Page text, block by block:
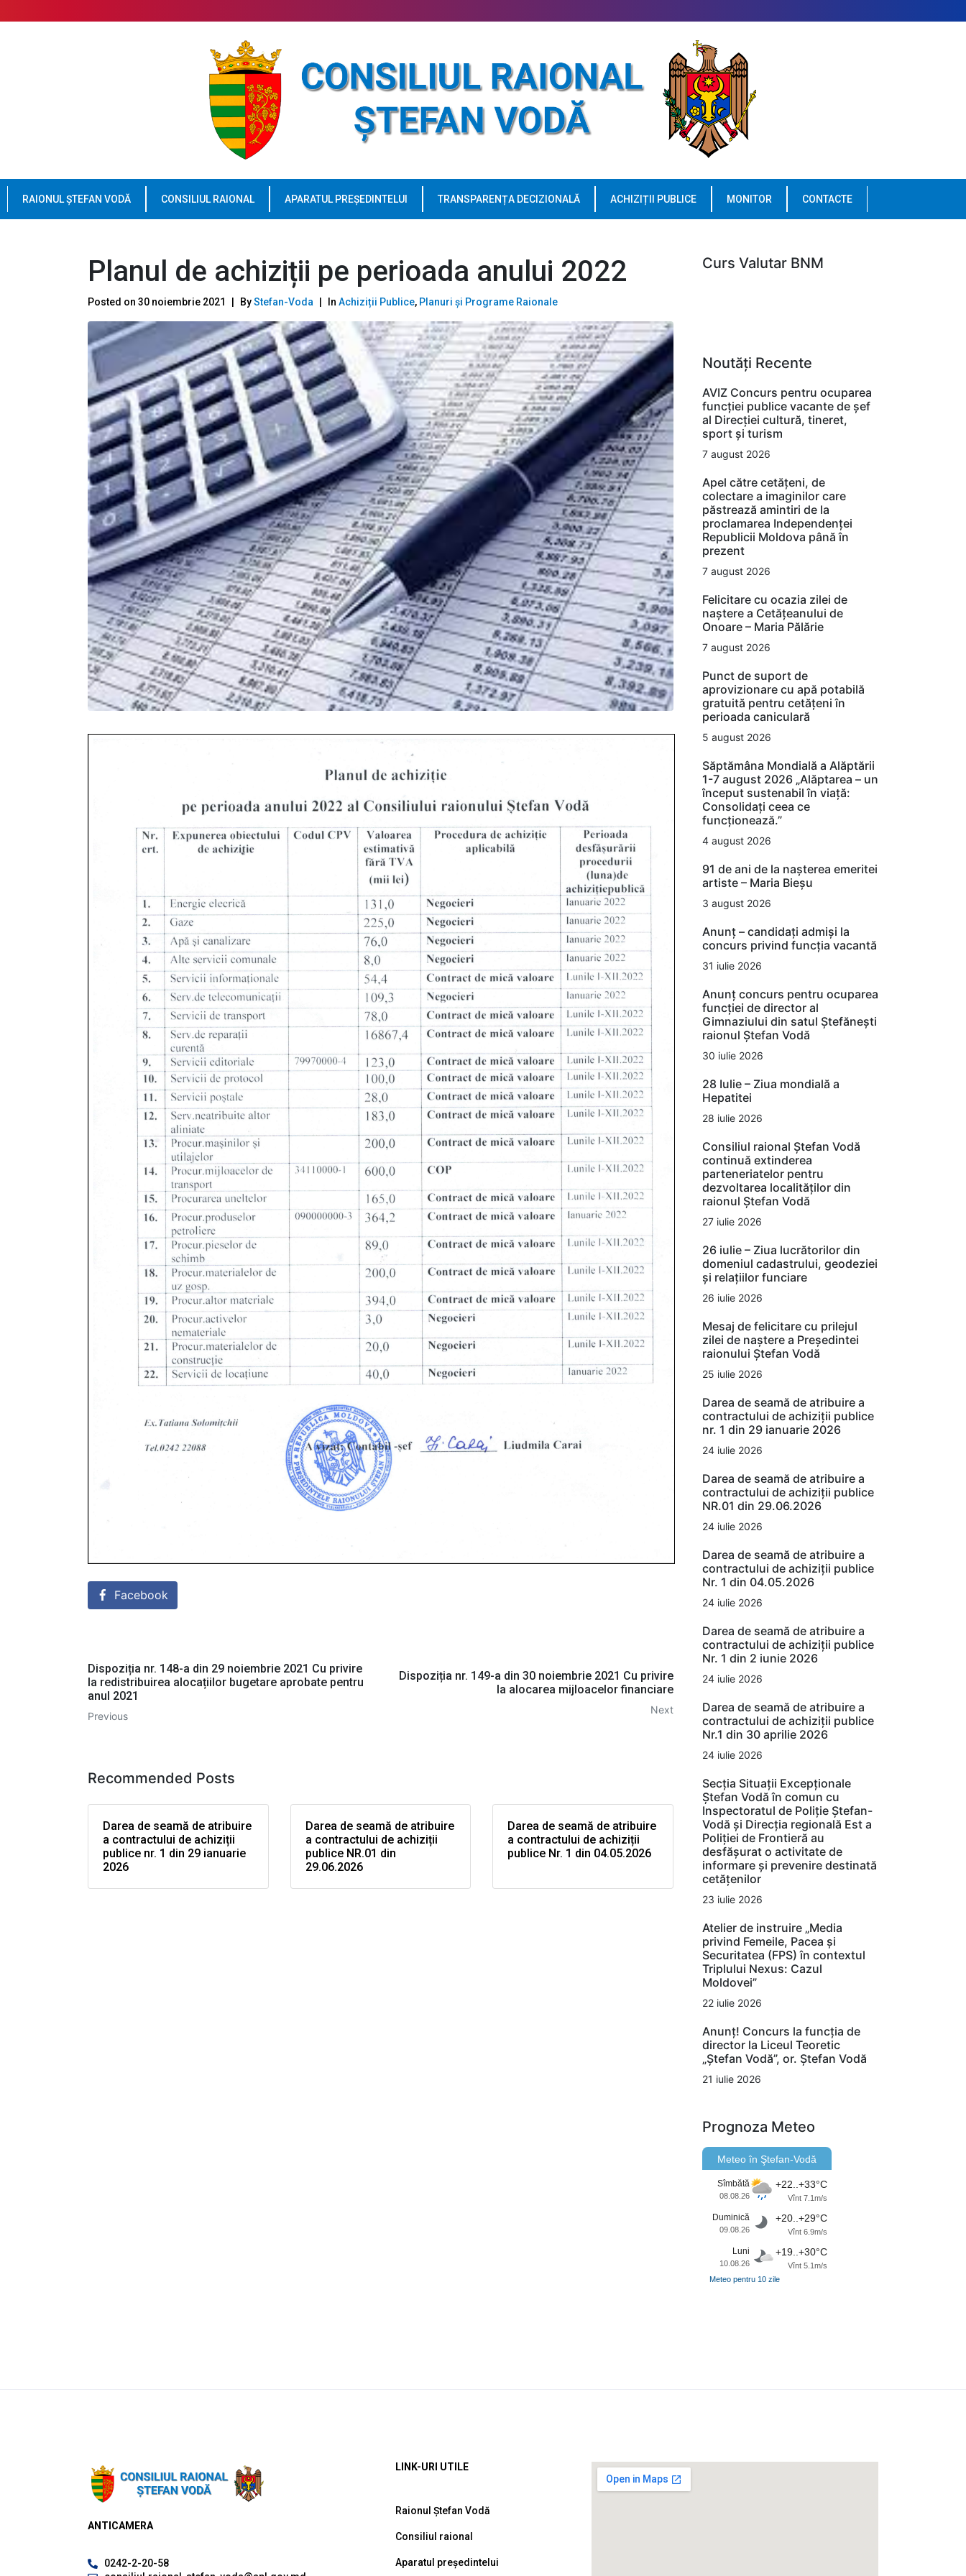
RAIONUL ȘTEFAN VODĂ CONSILIUL RAIONAL APARATUL PREȘEDINTELUI TRANSPARENȚA DECIZIONALĂ ACHIZIȚII PUBLICE MONITOR CONTACTE
Planul de achiziții pe perioada anului 2022
Posted on 30 noiembrie 2021 ByStefan-Voda In Achiziții Publice, Planuri și Programe Raionale
Facebook
Dispoziția nr. 148-a din 29 noiembrie 2021 Cu privire
la redistribuirea alocațiilor bugetare aprobate pentru
anul 2021
Previous
Dispoziția nr. 149-a din 30 noiembrie 2021 Cu privire
la alocarea mijloacelor financiare
Next
Recommended Posts
Darea de seamă de atribuire
a contractului de achiziții
publice nr. 1 din 29 ianuarie
2026
Darea de seamă de atribuire
a contractului de achiziții
publice NR.01 din
29.06.2026
Darea de seamă de atribuire
a contractului de achiziții
publice Nr. 1 din 04.05.2026
Curs Valutar BNM
Noutăți Recente
AVIZ Concurs pentru ocuparea
funcţiei publice vacante de şef
al Direcţiei cultură, tineret,
sport şi turism
7 august 2026
Apel către cetățeni, de
colectare a imaginilor care
păstrează amintiri de la
proclamarea Independenței
Republicii Moldova până în
prezent
7 august 2026
Felicitare cu ocazia zilei de
naștere a Cetățeanului de
Onoare – Maria Pălărie
7 august 2026
Punct de suport de
aprovizionare cu apă potabilă
gratuită pentru cetățeni în
perioada caniculară
5 august 2026
Săptămâna Mondială a Alăptării
1-7 august 2026 „Alăptarea – un
început sustenabil în viață:
Consolidați ceea ce
funcționează.”
4 august 2026
91 de ani de la nașterea emeritei
artiste – Maria Bieșu
3 august 2026
Anunț – candidați admiși la
concurs privind funcția vacantă
31 iulie 2026
Anunț concurs pentru ocuparea
funcției de director al
Gimnaziului din satul Ștefănești
raionul Ștefan Vodă
30 iulie 2026
28 Iulie – Ziua mondială a
Hepatitei
28 iulie 2026
Consiliul raional Ștefan Vodă
continuă extinderea
parteneriatelor pentru
dezvoltarea localităților din
raionul Ștefan Vodă
27 iulie 2026
26 iulie – Ziua lucrătorilor din
domeniul cadastrului, geodeziei
și relațiilor funciare
26 iulie 2026
Mesaj de felicitare cu prilejul
zilei de naștere a Președintei
raionului Ștefan Vodă
25 iulie 2026
Darea de seamă de atribuire a
contractului de achiziții publice
nr. 1 din 29 ianuarie 2026
24 iulie 2026
Darea de seamă de atribuire a
contractului de achiziții publice
NR.01 din 29.06.2026
24 iulie 2026
Darea de seamă de atribuire a
contractului de achiziții publice
Nr. 1 din 04.05.2026
24 iulie 2026
Darea de seamă de atribuire a
contractului de achiziții publice
Nr. 1 din 2 iunie 2026
24 iulie 2026
Darea de seamă de atribuire a
contractului de achiziții publice
Nr.1 din 30 aprilie 2026
24 iulie 2026
Secția Situații Excepționale
Ștefan Vodă în comun cu
Inspectoratul de Poliție Ștefan-
Vodă și Direcția regională Est a
Poliției de Frontieră au
desfășurat o activitate de
informare și prevenire destinată
cetățenilor
23 iulie 2026
Atelier de instruire „Media
privind Femeile, Pacea și
Securitatea (FPS) în contextul
Triplului Nexus: Cazul
Moldovei”
22 iulie 2026
Anunț! Concurs la funcția de
director la Liceul Teoretic
„Ștefan Vodă”, or. Ștefan Vodă
21 iulie 2026
Prognoza Meteo
Meteo în Ştefan-Vodă
Sîmbătă
08.08.26
+22..+33°C
Vînt 7.1m/s
Duminică
09.08.26
+20..+29°C
Vînt 6.9m/s
Luni
10.08.26
+19..+30°C
Vînt 5.1m/s
Meteo pentru 10 zile
ANTICAMERA
0242-2-20-58
LINK-URI UTILE
Raionul Ștefan Vodă
Consiliul raional
Aparatul președintelui